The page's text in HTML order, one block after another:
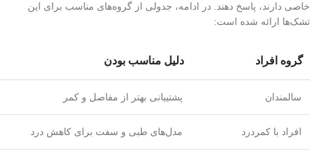
خاصی دارند، پاسخ دهند. در ادامه، جدولی از گروه‌های مناسب برای این
تشک‌ها ارائه شده است:
گروه افراد دلیل مناسب بودن
سالمندان پشتیبانی بهتر از مفاصل و کمر
افراد با کمردرد مدل‌های طبی و سفت برای کاهش درد